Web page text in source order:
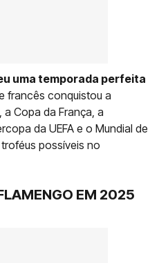
uma temporada perfeita
francês conquistou a
a Copa da França, a
da UEFA e o Mundial de
possíveis no
EM 2025